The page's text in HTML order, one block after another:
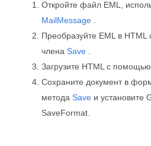
Откройте файл EML,
MailMessage
Преобразуйте EML в
члена Save
Загрузите HTML с
Сохраните документ в
метода Save и установите
SaveFormat.